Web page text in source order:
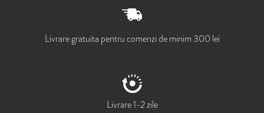
Livrare gratuita pentru comenzi de minim 300 lei
Livrare 1-2 zile